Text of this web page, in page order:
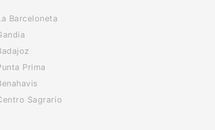
Barceloneta
Prima
Sagrario